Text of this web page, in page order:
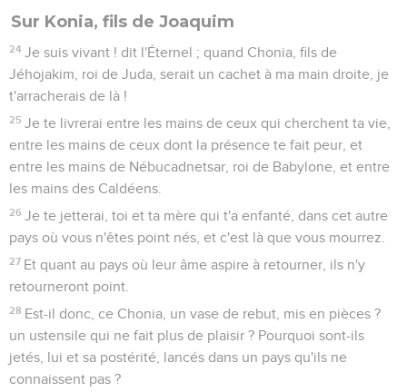
Sur Konia, fils de Joaquim
24 Je suis vivant ! dit l'Éternel ; quand Chonia, fils de
Jéhojakim, roi de Juda, serait un cachet à ma main droite, je
t'arracherais de là !
25 Je te livrerai entre les mains de ceux qui cherchent ta vie,
entre les mains de ceux dont la présence te fait peur, et
entre les mains de Nébucadnetsar, roi de Babylone, et entre
les mains des Caldéens.
26 Je te jetterai, toi et ta mère qui t'a enfanté, dans cet autre
pays où vous n'êtes point nés, et c'est là que vous mourrez.
27 Et quant au pays où leur âme aspire à retourner, ils n'y
retourneront point.
28 Est-il donc, ce Chonia, un vase de rebut, mis en pièces ?
un ustensile qui ne fait plus de plaisir ? Pourquoi sont-ils
jetés, lui et sa postérité, lancés dans un pays qu'ils ne
connaissent pas ?